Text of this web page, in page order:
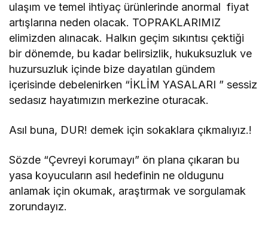
ulaşım ve temel ihtiyaç ürünlerinde anormal fiyat
artışlarına neden olacak. TOPRAKLARIMIZ
elimizden alınacak. Halkın geçim sıkıntısı çektiği
bir dönemde, bu kadar belirsizlik, hukuksuzluk ve
huzursuzluk içinde bize dayatılan gündem
içerisinde debelenirken “İKLİM YASALARI ” sessiz
sedasız hayatımızın merkezine oturacak.
Asıl buna, DUR! demek için sokaklara çıkmalıyız.!
Sözde “Çevreyi korumayı” ön plana çıkaran bu
yasa koyucuların asıl hedefinin ne oldugunu
anlamak için okumak, araştırmak ve sorgulamak
zorundayız.